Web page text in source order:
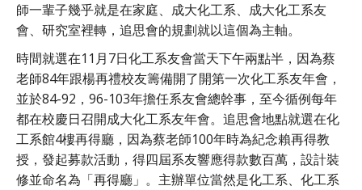
師一輩子幾乎就是在家庭、成大化工系、成大化工系友
會、研究室裡轉，追思會的規劃就以這個為主軸。
時間就選在11月7日化工系友會當天下午兩點半，因為蔡
老師84年跟楊再禮校友籌備開了開第一次化工系友年會，
並於84-92，96-103年擔任系友會總幹事，至今循例每年
都在校慶日召開成大化工系友年會。追思會地點就選在化
工系館4樓再得廳，因為蔡老師100年時為紀念賴再得教
授，發起募款活動，得四屆系友響應得款數百萬，設計裝
修並命名為「再得廳」。主辦單位當然是化工系、化工系